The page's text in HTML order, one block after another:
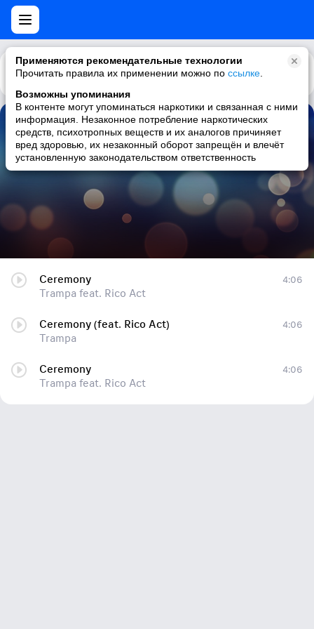
Применяются рекомендательные технологии
Прочитать правила их применении можно по ссылке
Возможны упоминания
В контенте могут упоминаться наркотики и связанная с ними
информация. Незаконное потребление наркотических
средств, психотропных веществ и их аналогов причиняет
вред здоровью, их незаконный оборот запрещён и влечёт
установленную законодательством ответственность
Каталог Рекомендации
Ceremony
Trampa feat. Rico Act
Ceremony
Trampa feat. Rico Act
4:06
Ceremony (feat. Rico Act)
Trampa
4:06
Ceremony
Trampa feat. Rico Act
4:06